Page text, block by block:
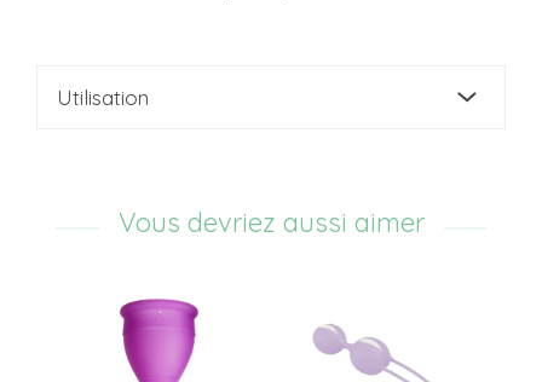
Utilisation
Vous devriez aussi aimer